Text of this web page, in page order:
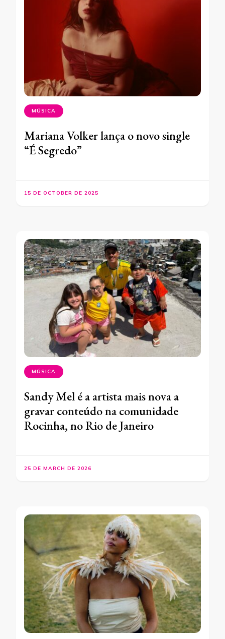
MÚSICA
Mariana Volker lança o novo single
“É Segredo”
15 DE OCTOBER DE 2025
MÚSICA
Sandy Mel é a artista mais nova a
gravar conteúdo na comunidade
Rocinha, no Rio de Janeiro
25 DE MARCH DE 2026